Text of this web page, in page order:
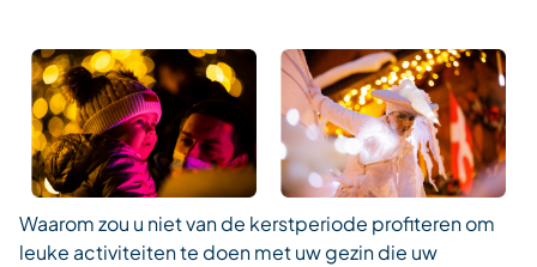
Waarom zou u niet van de kerstperiode profiteren om
leuke activiteiten te doen met uw gezin die uw